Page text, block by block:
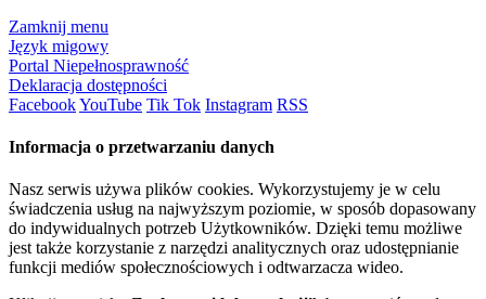
Zamknij menu
Język migowy
Portal Niepełnosprawność
Deklaracja dostępności
FacebookYouTube Tik Tok Instagram RSS
Informacja o przetwarzaniu danych
Nasz serwis używa plików cookies. Wykorzystujemy je w celu
świadczenia usług na najwyższym poziomie, w sposób dopasowany
do indywidualnych potrzeb Użytkowników. Dzięki temu możliwe
jest także korzystanie z narzędzi analitycznych oraz udostępnianie
funkcji mediów społecznościowych i odtwarzacza wideo.